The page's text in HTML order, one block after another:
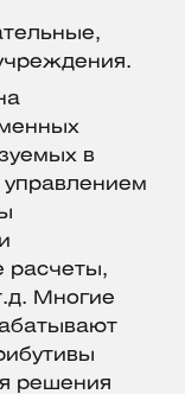
в
расчеты,
Многие
решения